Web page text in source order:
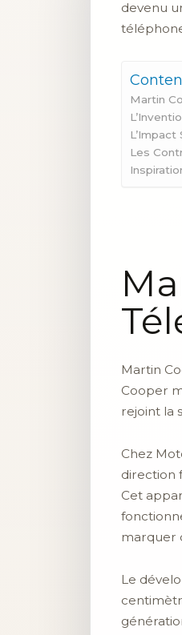
devenu
Martin
Les
Martin
Cooper
rejoint la
Chez
direction
Cet
marquer
Le